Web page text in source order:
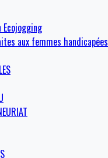
Ecojogging
aux femmes handicapées